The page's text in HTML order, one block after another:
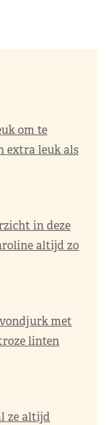
om te
extra leuk als
in deze
altijd zo
met
linten
ze altijd